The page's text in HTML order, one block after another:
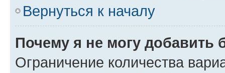
Вернуться к началу
Почему я не могу добавить
Ограничение количества